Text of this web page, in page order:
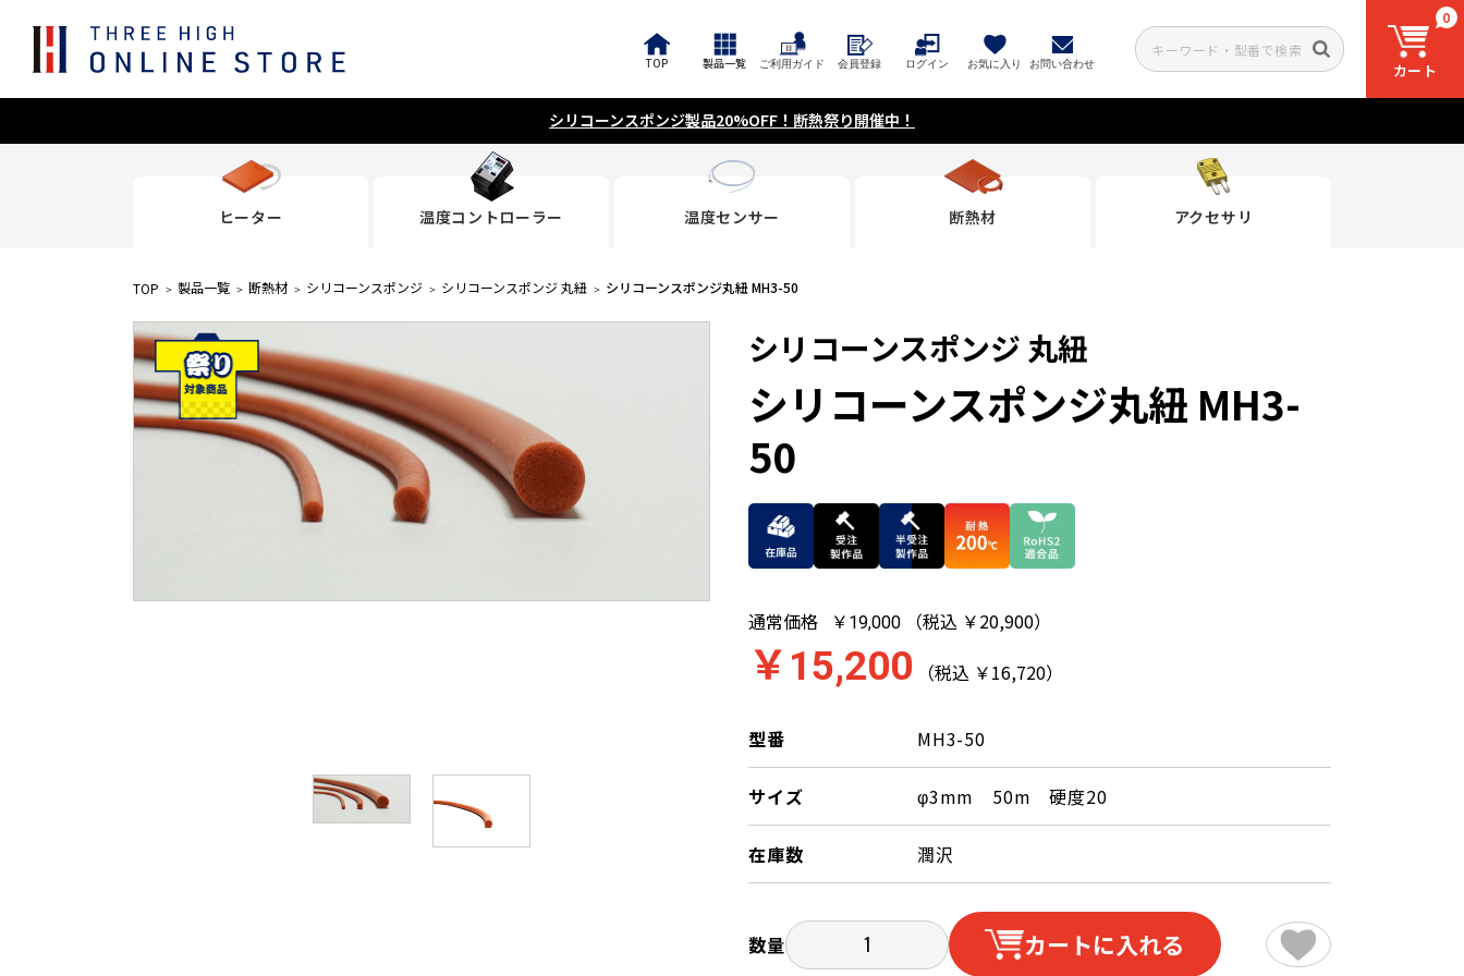
TOP 製品一覧 ご利用ガイド 会員登録 ログイン お気に入り お問い合わせ
0
カート
シリコーンスポンジ製品20%OFF！断熱祭り開催中！
ヒーター 温度コントローラー 温度センサー 断熱材 アクセサリ
TOP 製品一覧 断熱材 シリコーンスポンジ シリコーンスポンジ 丸紐 シリコーンスポンジ丸紐 MH3-50
シリコーンスポンジ 丸紐
シリコーンスポンジ丸紐 MH3-
50
通常価格 ￥19,000 （税込 ￥20,900）
￥15,200 （税込 ￥16,720）
型番 MH3-50
サイズ φ3mm 50m 硬度20
在庫数 潤沢
数量 カートに入れる